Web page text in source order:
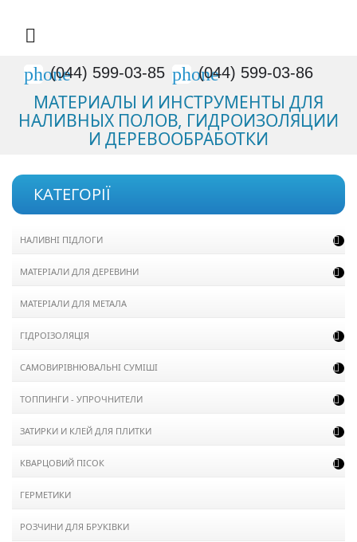

phone
(044) 599-03-85 phone
(044) 599-03-86
МАТЕРИАЛЫ И ИНСТРУМЕНТЫ ДЛЯ
НАЛИВНЫХ ПОЛОВ, ГИДРОИЗОЛЯЦИИ
И ДЕРЕВООБРАБОТКИ
КАТЕГОРІЇ
НАЛИВНІ ПІДЛОГИ 
МАТЕРІАЛИ ДЛЯ ДЕРЕВИНИ 
МАТЕРІАЛИ ДЛЯ МЕТАЛА
ГІДРОІЗОЛЯЦІЯ 
САМОВИРІВНЮВАЛЬНІ СУМІШІ 
ТОППИНГИ - УПРОЧНИТЕЛИ 
ЗАТИРКИ И КЛЕЙ ДЛЯ ПЛИТКИ 
КВАРЦОВИЙ ПІСОК 
ГЕРМЕТИКИ
РОЗЧИНИ ДЛЯ БРУКІВКИ